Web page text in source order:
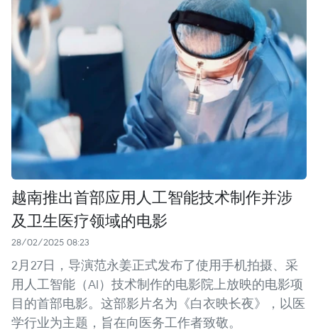
越南推出首部应用人工智能技术制作并涉
及卫生医疗领域的电影
28/02/2025 08:23
2月27日，导演范永姜正式发布了使用手机拍摄、采
用人工智能（AI）技术制作的电影院上放映的电影项
目的首部电影。这部影片名为《白衣映长夜》，以医
学行业为主题，旨在向医务工作者致敬。